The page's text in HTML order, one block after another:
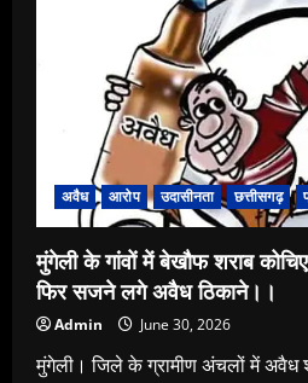
जागरूक
हो
रही
है
जनता,
मूलभूत
सुविधाओं
के
लिए
वार्डवासियों
ने
बुलंद
की
अवैध आरोप उदासीनता छत्तीसगढ़
मुंगेली के गांवों में बेखौफ शराब
फिर सजने लगे अवैध ठिकाने।।
Admin June 30, 2026
मुंगेली। जिले के ग्रामीण अंचलों में अवैध